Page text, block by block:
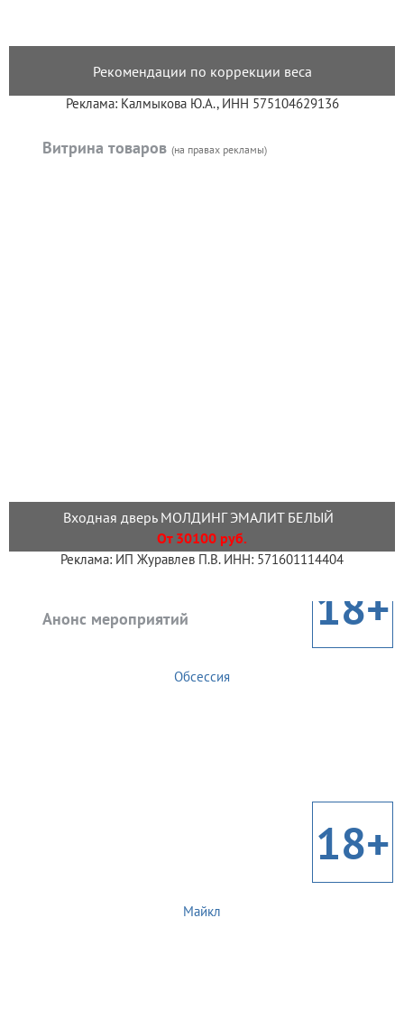
Рекомендации по коррекции веса
Реклама: Калмыкова Ю.А., ИНН 575104629136
Витрина товаров (на правах рекламы)
Входная дверь МОЛДИНГ ЭМАЛИТ БЕЛЫЙ
От 30100 руб.
Реклама: ИП Журавлев П.В. ИНН: 571601114404
Анонс мероприятий 18+
Обсессия
18+
Майкл